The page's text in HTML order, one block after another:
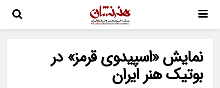
نمایش «اسپیدوی قرمز» در
بوتیک هنر ایران